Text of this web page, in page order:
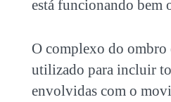
está funcionando bem
O complexo do ombro
utilizado para incluir
envolvidas com o